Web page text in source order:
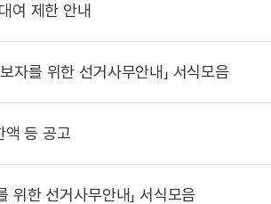
여 제한 안내
자를 위한 선거사무안내」 서식모음
액 등 공고
위한 선거사무안내」 서식모음